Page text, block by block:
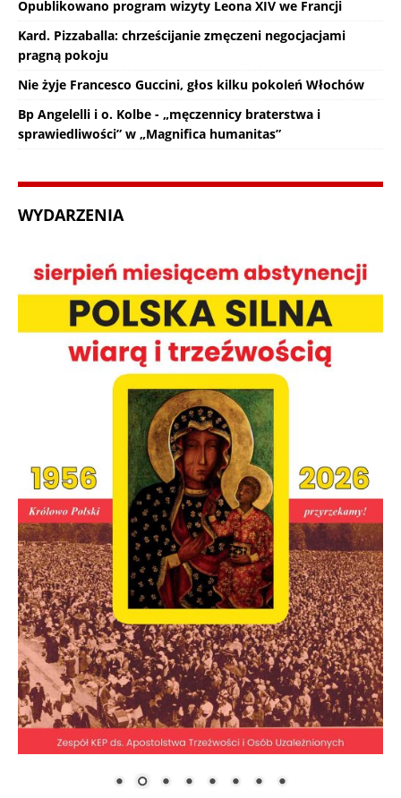
Opublikowano program wizyty Leona XIV we Francji
Kard. Pizzaballa: chrześcijanie zmęczeni negocjacjami
pragną pokoju
Nie żyje Francesco Guccini, głos kilku pokoleń Włochów
Bp Angelelli i o. Kolbe - „męczennicy braterstwa i
sprawiedliwości” w „Magnifica humanitas”
WYDARZENIA